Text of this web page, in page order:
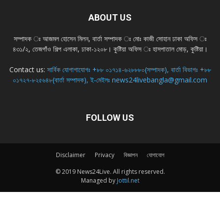
ABOUT US
সম্পাদক ঃ আজমল হোসেন মিলন, বার্তা সম্পাদক ঃ মোঃ কাজী সোহান ঢাকা অফিস ঃ
৪৩১/২, তেজগাঁও শিল্প এলাকা, ঢাকা-১২০৮। কুষ্টিয়া অফিস ঃ হাসপাতাল মোড়, কুষ্টিয়া।
Contact us: সার্বিক যোগাগাযোগঃ +৮৮ ০১৭১৪-৬২৮৮৮০(সম্পাদক), বার্তা বিভাগঃ +৮৮
০১৭২৭-৮২৫৬৪৮(বার্তা সম্পাদক), ই-মেইলঃ news24livebangla@gmail.com
FOLLOW US
Disclaimer Privacy বিজ্ঞাপন
যোগাযোগ
© 2019 News24Live. All rights reserved.
Managed by Jottil.net